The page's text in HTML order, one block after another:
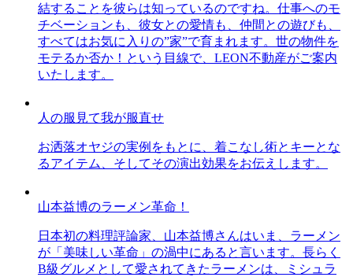
結することを彼らは知っているのですね。仕事へのモ
チベーションも、彼女との愛情も、仲間との遊びも、
すべてはお気に入りの”家”で育まれます。世の物件を
モテるか否か！という目線で、LEON不動産がご案内
いたします。
人の服見て我が服直せ
お洒落オヤジの実例をもとに、着こなし術とキーとな
るアイテム、そしてその演出効果をお伝えします。
山本益博のラーメン革命！
日本初の料理評論家、山本益博さんはいま、ラーメン
が「美味しい革命」の渦中にあると言います。長らく
B級グルメとして愛されてきたラーメンは、ミシュラ